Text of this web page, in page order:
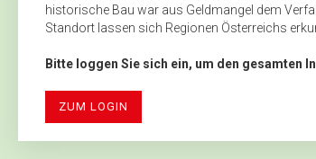
historische Bau war aus Geldmangel dem
Standort lassen sich Regionen Österreichs
Bitte loggen Sie sich ein, um den gesamten
ZUM LOGIN